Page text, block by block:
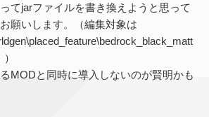
てjarファイルを書き換えようと思って
願いします。（編集対象は
MODと同時に導入しないのが賢明かも